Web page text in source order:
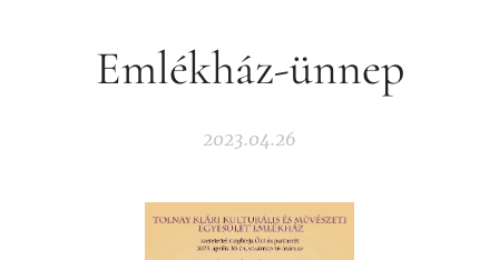
Emlékház-ünnep
2023.04.26